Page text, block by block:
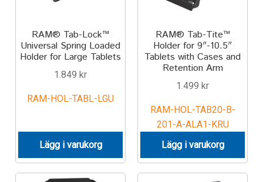
RAM® Tab-Lock™
Universal Spring Loaded
Holder for Large Tablets
1.849 kr
RAM-HOL-TABL-LGU
Lägg i varukorg
RAM® Tab-Tite™
Holder for 9″-10.5″
Tablets with Cases and
Retention Arm
1.499 kr
RAM-HOL-TAB20-B-
201-A-ALA1-KRU
Lägg i varukorg